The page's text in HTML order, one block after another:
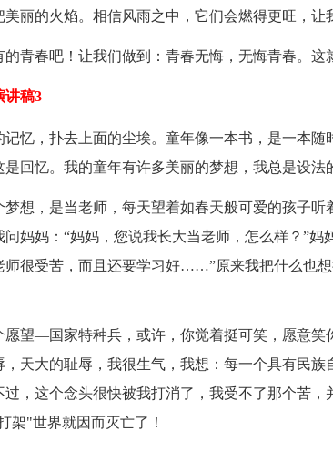
丽的火焰。相信风雨之中，它们会燃得更旺，让
的青春吧！让我们做到：青春无悔，无悔青春。这
讲稿3
记忆，扑去上面的尘埃。童年像一本书，是一本
回忆。我的童年有许多美丽的梦想，我总是设法
梦想，是当老师，每天望着如春天般可爱的孩子
问妈妈：“妈妈，您说我长大当老师，怎么样？”
师很受苦，而且还要学习好……”原来我把什么也
愿望—国家特种兵，或许，你觉着挺可笑，愿意笑
，天大的耻辱，我很生气，我想：每一个具有民
过，这个念头很快被我打消了，我受不了那个苦
架"世界就因而灭亡了！